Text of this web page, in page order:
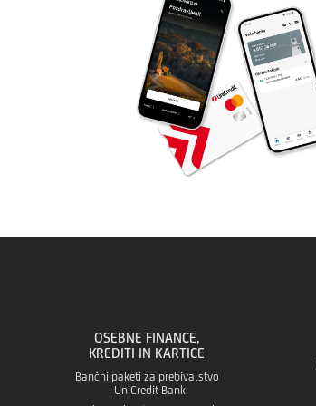
OSEBNE FINANCE,
KREDITI IN KARTICE
Bančni paketi za prebivalstvo
| UniCredit Bank